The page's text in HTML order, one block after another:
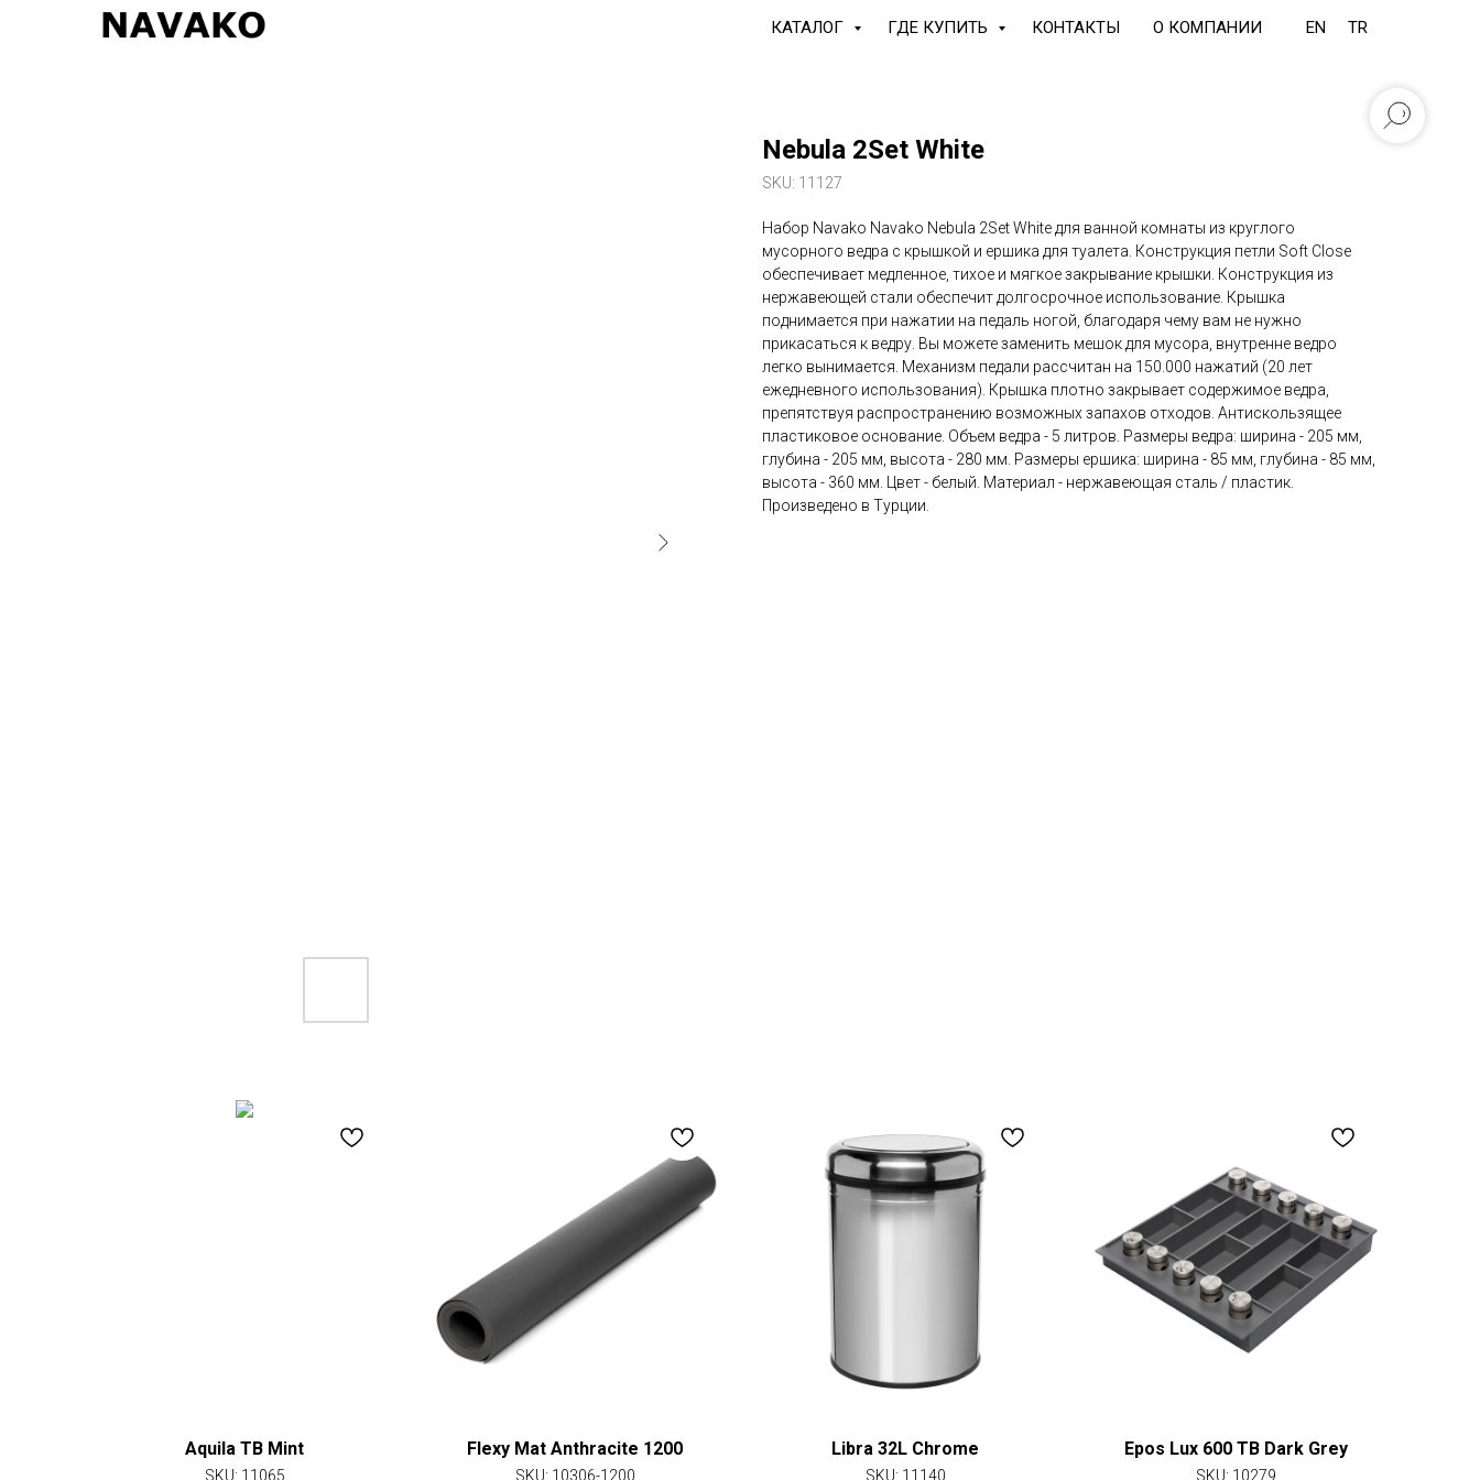
КАТАЛОГ ГДЕ КУПИТЬ КОНТАКТЫ О КОМПАНИИ EN TR
Nebula 2Set White
SKU: 11127
Набор Navako Navako Nebula 2Set White для ванной комнаты из круглого
мусорного ведра с крышкой и ершика для туалета. Конструкция петли Soft Close
обеспечивает медленное, тихое и мягкое закрывание крышки. Конструкция из
нержавеющей стали обеспечит долгосрочное использование. Крышка
поднимается при нажатии на педаль ногой, благодаря чему вам не нужно
прикасаться к ведру. Вы можете заменить мешок для мусора, внутренне ведро
легко вынимается. Механизм педали рассчитан на 150.000 нажатий (20 лет
ежедневного использования). Крышка плотно закрывает содержимое ведра,
препятствуя распространению возможных запахов отходов. Антискользящее
пластиковое основание. Объем ведра - 5 литров. Размеры ведра: ширина - 205 мм,
глубина - 205 мм, высота - 280 мм. Размеры ершика: ширина - 85 мм, глубина - 85 мм,
высота - 360 мм. Цвет - белый. Материал - нержавеющая сталь / пластик.
Произведено в Турции.
Aquila TB Mint
SKU: 11065
Flexy Mat Anthracite 1200
SKU: 10306-1200
Libra 32L Chrome
SKU: 11140
Epos Lux 600 TB Dark Grey
SKU: 10279